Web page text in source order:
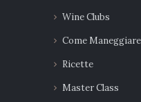
Wine Clubs
Come
Ricette
Master Class